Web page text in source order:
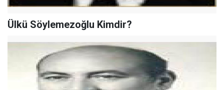
Ülkü Söylemezoğlu Kimdir?